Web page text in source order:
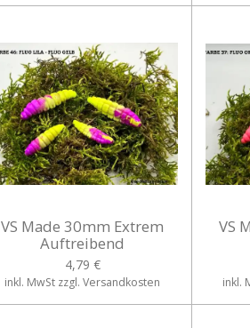
VS Made 30mm Extrem
Auftreibend
4,79 €
inkl. MwSt zzgl. Versandkosten
VS
inkl.